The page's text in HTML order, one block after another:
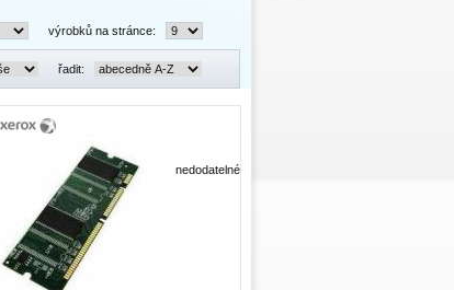
výrobků na stránce:
řadit:
nedodatelné